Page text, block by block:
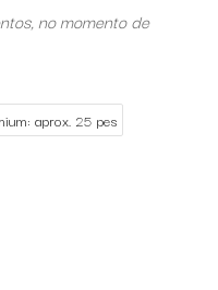
no momento de
aprox. 25 pes